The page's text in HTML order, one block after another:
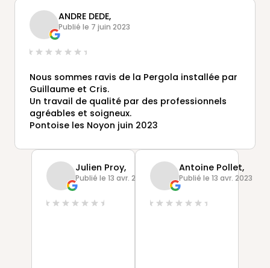
ANDRE DEDE,
Publié le 7 juin 2023
Nous sommes ravis de la Pergola installée par
Guillaume et Cris.
Un travail de qualité par des professionnels
agréables et soigneux.
Pontoise les Noyon juin 2023
Julien Proy,
Publié le 13 avr. 2023
Antoine Pollet,
Publié le 13 avr. 2023